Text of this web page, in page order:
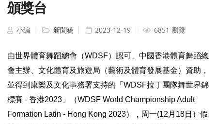
頒獎台
小编 新聞稿 2023-12-19 6851 瀏覽
由世界體育舞蹈總會（WDSF）認可、中國香港體育舞蹈總
會主辦 、文化體育及旅遊局（藝術及體育發展基金）資助，
並得到康樂及文化事務署支持的 「WDSF拉丁團隊舞世界錦
標賽 - 香港2023」（WDSF World Championship Adult
Formation Latin - Hong Kong 2023），周一(12月18日）假